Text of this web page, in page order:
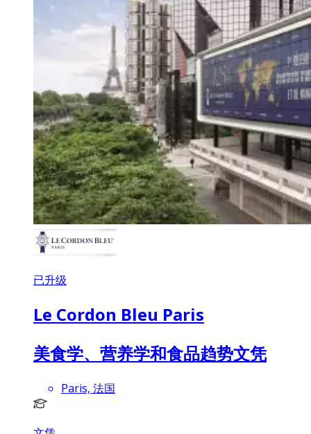
已升级
Le Cordon Bleu Paris
美食学、营养学和食品趋势文凭
Paris, 法国